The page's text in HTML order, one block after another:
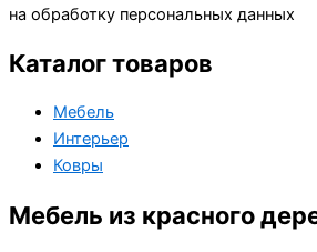
на обработку персональных данных
Каталог товаров
Мебель
Интерьер
Ковры
Мебель из красного